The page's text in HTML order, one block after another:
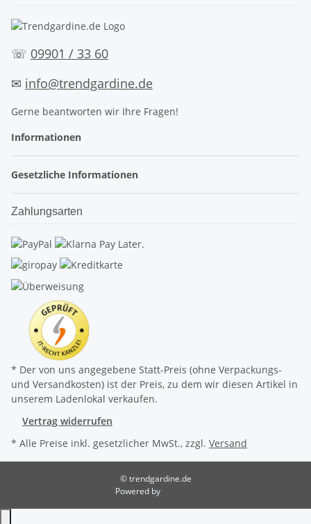
☏ 09901 / 33 60
✉ info@trendgardine.de
Gerne beantworten wir Ihre Fragen!
Informationen
Gesetzliche Informationen
Zahlungsarten
* Der von uns angegebene Statt-Preis (ohne Verpackungs-
und Versandkosten) ist der Preis, zu dem wir diesen Artikel in
unserem Ladenlokal verkaufen.
Vertrag widerrufen
* Alle Preise inkl. gesetzlicher MwSt., zzgl. Versand
© trendgardine.de
Powered by